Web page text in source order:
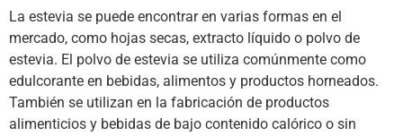
La estevia se puede encontrar en varias formas en el
mercado, como hojas secas, extracto líquido o polvo de
estevia. El polvo de estevia se utiliza comúnmente como
edulcorante en bebidas, alimentos y productos horneados.
También se utilizan en la fabricación de productos
alimenticios y bebidas de bajo contenido calórico o sin